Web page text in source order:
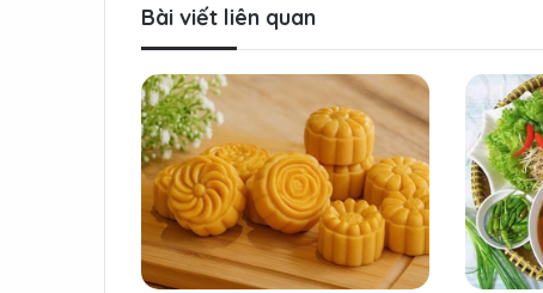
Bài viết liên quan